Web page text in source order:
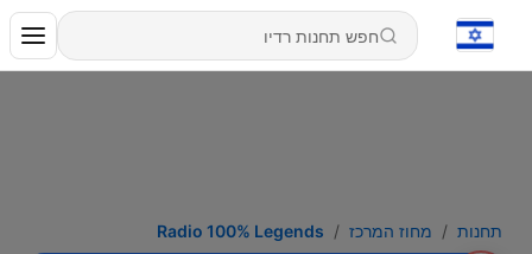
תחנות מחוז המרכז Radio 100% Legends